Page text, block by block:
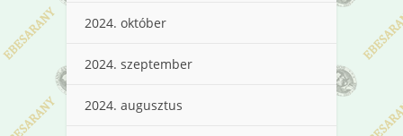
2024. október
2024. szeptember
2024. augusztus